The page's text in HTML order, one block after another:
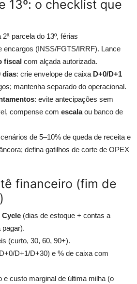
13º: o checklist que
parcela do 13º, férias
encargos (INSS/FGTS/IRRF). Lance
fiscal com alçada autorizada.
dias: crie envelope de caixa D+0/D+1
mantenha separado do operacional.
: evite antecipações sem
compense com escalaou banco de
de 5–10% de queda de receita e
defina gatilhos de corte de OPEX
financeiro (fim de
Cycle (dias de estoque + contas a
pagar).
(curto, 30, 60, 90+).
D+1/D+30) e % de caixa com
e custo marginal de última milha (o